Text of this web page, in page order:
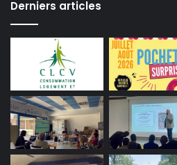
Derniers articles